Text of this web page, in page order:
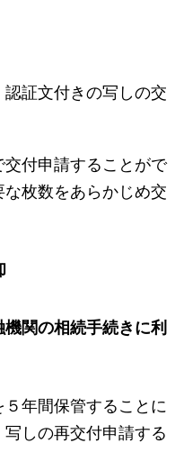
証文付きの写しの交
交付申請することがで
枚数をあらかじめ交
関の相続手続きに利
年間保管することに
しの再交付申請する